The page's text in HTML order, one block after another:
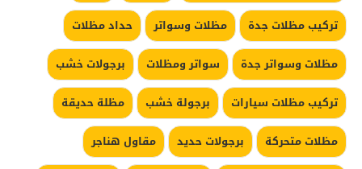
تركيب مظلات جدة
مظلات وسواتر
حداد مظلات
مظلات وسواتر جدة
سواتر ومظلات
برجولات خشب
تركيب مظلات سيارات
برجولة خشب
مظلة حديقة
مظلات متحركة
برجولات حديد
مقاول هناجر